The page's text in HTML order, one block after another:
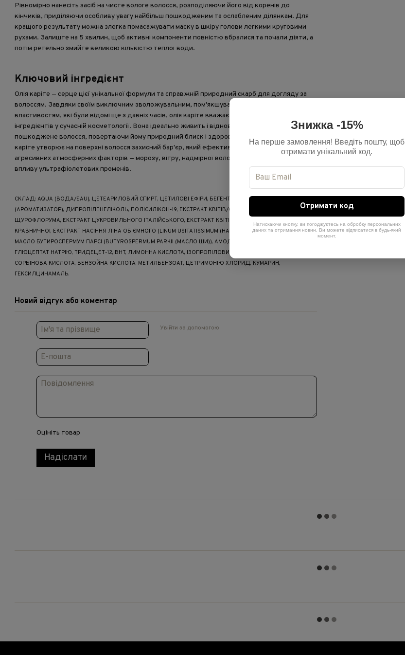
Рівномірно нанесіть засіб на чисте вологе волосся, розподіляючи його від коренів до
кінчиків, приділяючи особливу увагу найбільш пошкодженим та ослабленим ділянкам. Для
кращого результату можна злегка помасажувати маску в шкіру голови легкими круговими
рухами. Залиште на 5 хвилин, щоб активні компоненти повністю вбралися та почали діяти, а
потім ретельно змийте великою кількістю теплої води.
Ключовий інгредієнт
Олія каріте — серце цієї унікальної формули та справжній природний скарб для догляду за
волоссям. Завдяки своїм виключним зволожувальним, пом'якшувальним і живильним
властивостям, які були відомі ще з давніх часів, олія каріте вважається одним із найцінніших
інгредієнтів у сучасній косметології. Вона ідеально живить і відновлює сухе, пухнасте та
пошкоджене волосся, повертаючи йому природний блиск і здоровий вигляд. Крім того, олія
каріте утворює на поверхні волосся захисний бар'єр, який ефективно оберігає його від
агресивних атмосферних факторів — морозу, вітру, надмірної вологості та шкідливого
впливу ультрафіолетових променів.
СКЛАД: AQUA (ВОДА/EAU), ЦЕТЕАРИЛОВИЙ СПИРТ, ЦЕТИЛОВІ ЕФІРИ, БЕГЕНТРИМОНІЮ ХЛОРИД, ПАРФУМ
(АРОМАТИЗАТОР), ДИПРОПІЛЕНГЛІКОЛЬ, ПОЛІСИЛІКОН-19, ЕКСТРАКТ КВІТІВ/СТЕБЛА ВЕБРАСКВІТУ
ЩУРОФЛОРУМА, ЕКСТРАКТ ЦУКРОВИЛЬНОГО ІТАЛІЙСЬКОГО, ЕКСТРАКТ КВІТІВ/ЛИСТЯ/СТЕБЛА КОТИ
КРАВНИЧНОЇ, ЕКСТРАКТ НАСІННЯ ЛІНА ОБ'ЄМНОГО (LINUM USITATISSIMUM (НАСІННЯ ЛЬОНУ)), ВЕРШКОВЕ
МАСЛО БУТИРОСПЕРМУМ ПАРСІ (BUTYROSPERMUM PARKII (МАСЛО ШИ)), АМОДИМЕТИКОН, ГЛІЦЕРИН,
ГЛЮЦЕПТАТ НАТРІЮ, ТРИДЕЦЕТ-12, BHT, ЛИМОННА КИСЛОТА, ІЗОПРОПІЛОВИЙ СПИРТ, БЕНЗИЛОВИЙ СПИРТ,
СОРБІНОВА КИСЛОТА, БЕНЗОЙНА КИСЛОТА, МЕТИЛБЕНЗОАТ, ЦЕТРИМОНІЮ ХЛОРИД, КУМАРИН,
ГЕКСИЛЦИНАМАЛЬ.
Новий відгук або коментар
Увійти за допомогою
Оцініть товар
Надіслати
Знижка -15%
На перше замовлення! Введіть пошту, щоб
отримати унікальний код.
Отримати код
Натискаючи кнопку, ви погоджуєтесь на обробку персональних
даних та отримання новин. Ви можете відписатися в будь-який
момент.